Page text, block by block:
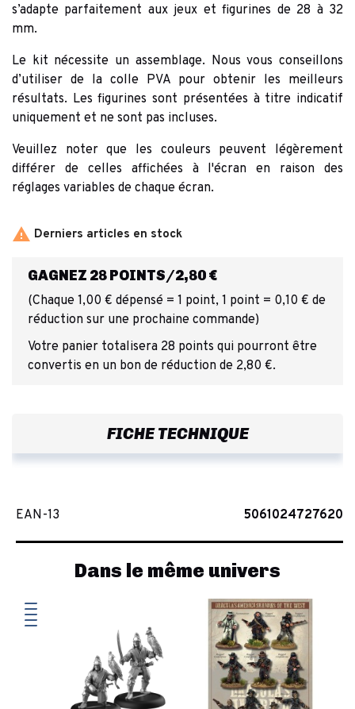
s’adapte parfaitement aux jeux et figurines de 28 à 32
mm.
Le kit nécessite un assemblage. Nous vous conseillons
d’utiliser de la colle PVA pour obtenir les meilleurs
résultats. Les figurines sont présentées à titre indicatif
uniquement et ne sont pas incluses.
Veuillez noter que les couleurs peuvent légèrement
différer de celles affichées à l'écran en raison des
réglages variables de chaque écran.
 Derniers articles en stock
GAGNEZ 28 POINTS/2,80 €
(Chaque 1,00 € dépensé = 1 point, 1 point = 0,10 € de
réduction sur une prochaine commande)
Votre panier totalisera 28 points qui pourront être
convertis en un bon de réduction de 2,80 €.
FICHE TECHNIQUE
EAN-13 5061024727620
Dans le même univers